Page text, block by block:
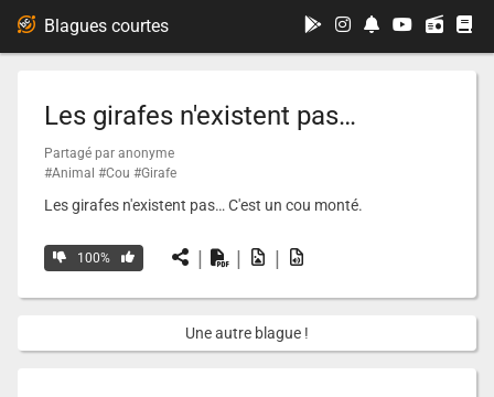
Les girafes n'existent pas…
Partagé par anonyme
#Animal #Cou #Girafe
Les girafes n'existent pas… C'est un cou monté.
100% | | |
Une autre blague !
Blagues courtes